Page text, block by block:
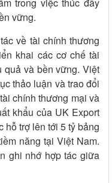
trong việc thúc đẩy
vững.
về tài chính thương
khai các cơ chế tài
quả và bền vững. Việt
thảo luận và trao đổi
chính thương mại và
khẩu của UK Export
hỗ trợ lên tới 5 tỷ bảng
năng tại Việt Nam.
ghi nhớ hợp tác giữa